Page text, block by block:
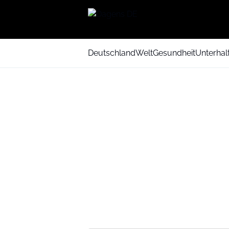
DeutschlandWeltGesundheit